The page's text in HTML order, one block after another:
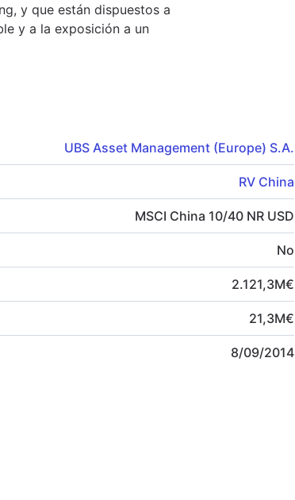
y que están dispuestos a
y a la exposición a un
UBS Asset Management (Europe) S.A.
RV China
MSCI China 10/40 NR USD
No
2.121,3M€
21,3M€
8/09/2014